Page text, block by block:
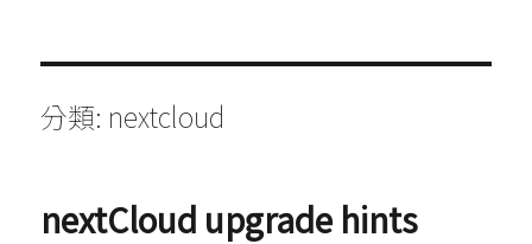
分類: nextcloud
nextCloud upgrade hints